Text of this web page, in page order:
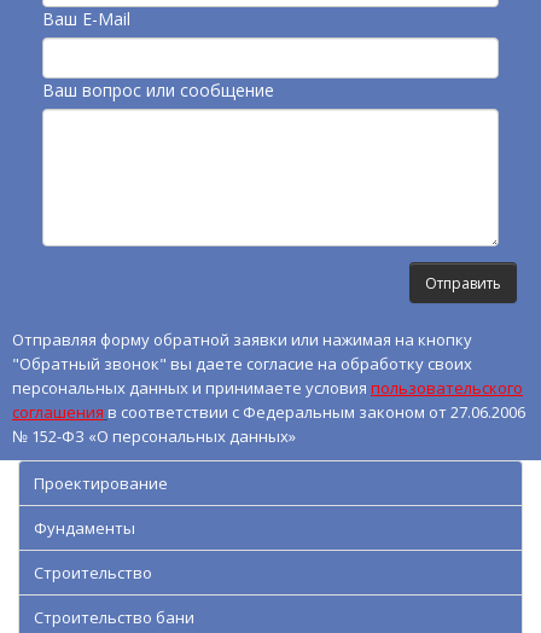
Ваш E-Mail
Ваш вопрос или сообщение
Отправляя форму обратной заявки или нажимая на кнопку
"Обратный звонок" вы даете согласие на обработку своих
персональных данных и принимаете условия пользовательского
соглашения в соответствии с Федеральным законом от 27.06.2006
№ 152-ФЗ «О персональных данных»
Проектирование
Фундаменты
Строительство
Строительство бани